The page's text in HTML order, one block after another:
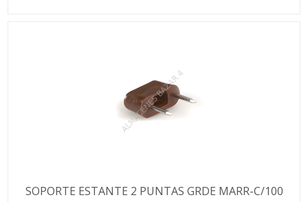
SOPORTE ESTANTE 2 PUNTAS GRDE MARR-C/100